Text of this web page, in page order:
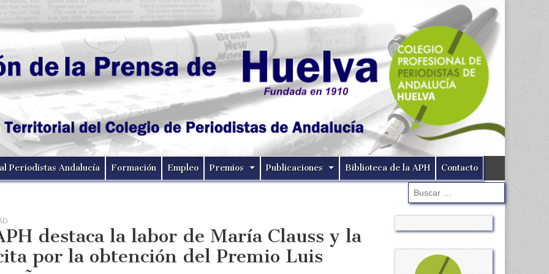
Periodistas Andalucía Formación Empleo Premios Publicaciones Biblioteca de la APH Contacto
Buscar:
destaca la labor de María Clauss y la
por la obtención del Premio Luis